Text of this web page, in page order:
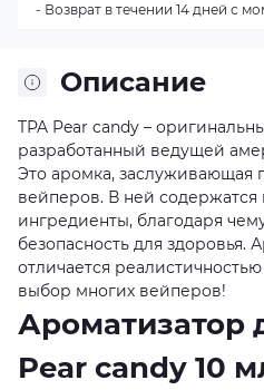
Описание
TPA Pear candy –
разработанный ведущей
Это аромка, заслуживающая
вейперов. В ней содержатся
ингредиенты, благодаря
безопасность для здоровья.
отличается
выбор многих вейперов!
Ароматизатор
Pear candy 10
- Возврат в течении 14 дней с